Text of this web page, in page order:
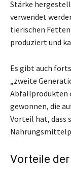
Stärke
verwendet
tierischen
produziert und
Es gibt auch
„zweite
Abfallprodukten
gewonnen, die
Vorteil hat, dass
Vorteile